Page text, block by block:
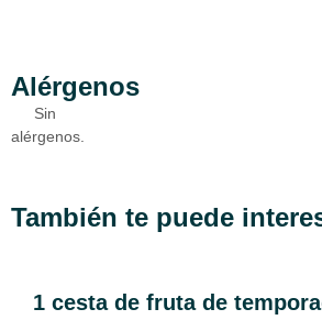
Alérgenos
Sin
alérgenos.
También te puede
1 cesta de fruta de